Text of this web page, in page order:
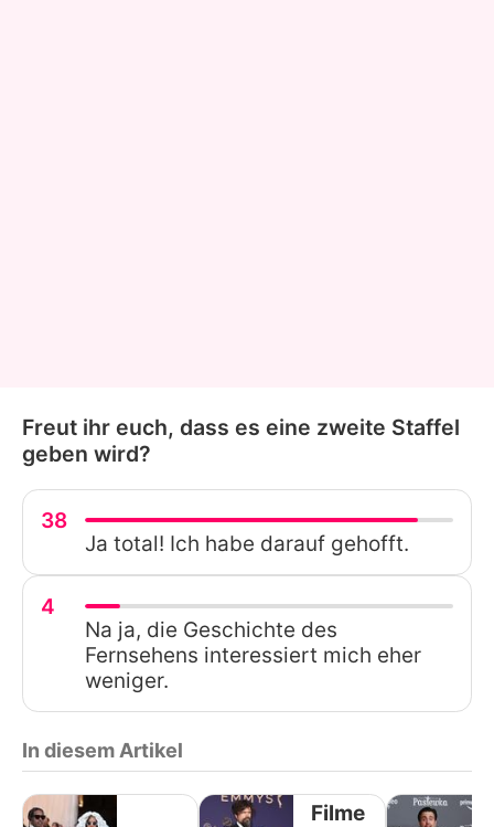
Freut ihr euch, dass es eine zweite Staffel
geben wird?
38
Ja total! Ich habe darauf gehofft.
4
Na ja, die Geschichte des
Fernsehens interessiert mich eher
weniger.
In diesem Artikel
Filme